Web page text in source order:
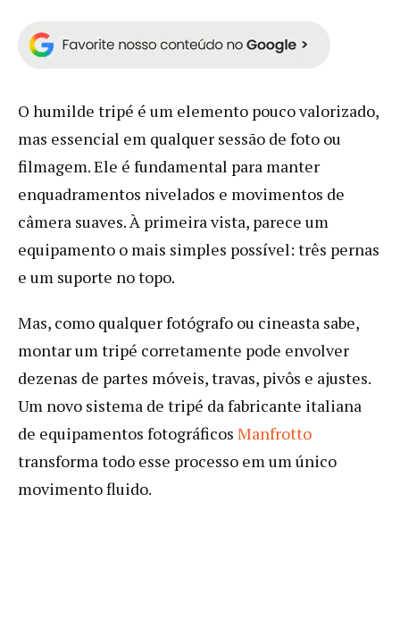
O humilde tripé é um elemento pouco valorizado,
mas essencial em qualquer sessão de foto ou
filmagem. Ele é fundamental para manter
enquadramentos nivelados e movimentos de
câmera suaves. À primeira vista, parece um
equipamento o mais simples possível: três pernas
e um suporte no topo.
Mas, como qualquer fotógrafo ou cineasta sabe,
montar um tripé corretamente pode envolver
dezenas de partes móveis, travas, pivôs e ajustes.
Um novo sistema de tripé da fabricante italiana
de equipamentos fotográficos Manfrotto
transforma todo esse processo em um único
movimento fluido.